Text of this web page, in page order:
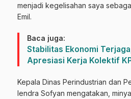
menjadi kegelisahan saya
Emil.
Baca juga:
Stabilitas Ekonomi
Apresiasi Kerja Kolektif
Kepala Dinas Perindustrian dan
Iendra Sofyan mengatakan,